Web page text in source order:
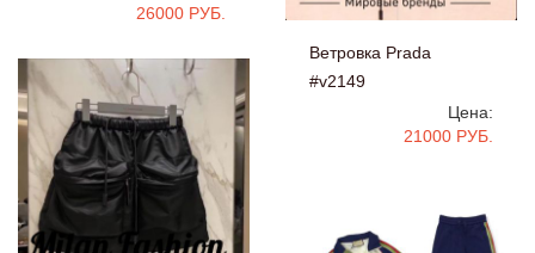
26000 РУБ.
Ветровка Prada
#v2149
Цена:
21000 РУБ.